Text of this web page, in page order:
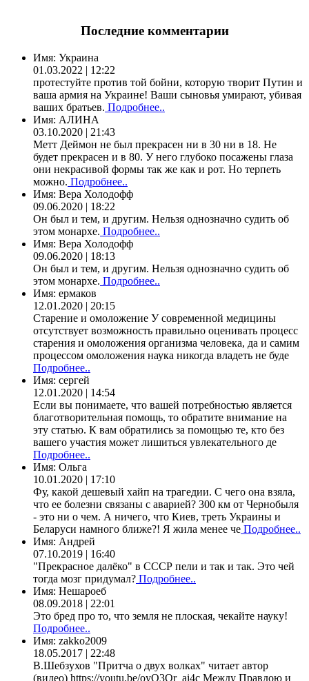
Последние комментарии
Имя: Украина
01.03.2022 | 12:22
протестуйте против той бойни, которую творит Путин и
ваша армия на Украине! Ваши сыновья умирают, убивая
ваших братьев. Подробнее..
Имя: АЛИНА
03.10.2020 | 21:43
Метт Деймон не был прекрасен ни в 30 ни в 18. Не
будет прекрасен и в 80. У него глубоко посажены глаза
они некрасивой формы так же как и рот. Но терпеть
можно. Подробнее..
Имя: Вера Холодофф
09.06.2020 | 18:22
Он был и тем, и другим. Нельзя однозначно судить об
этом монархе. Подробнее..
Имя: Вера Холодофф
09.06.2020 | 18:13
Он был и тем, и другим. Нельзя однозначно судить об
этом монархе. Подробнее..
Имя: ермаков
12.01.2020 | 20:15
Старение и омоложение У современной медицины
отсутствует возможность правильно оценивать процесс
старения и омоложения организма человека, да и самим
процессом омоложения наука никогда владеть не буде
Подробнее..
Имя: сергей
12.01.2020 | 14:54
Если вы понимаете, что вашей потребностью является
благотворительная помощь, то обратите внимание на
эту статью. К вам обратились за помощью те, кто без
вашего участия может лишиться увлекательного де
Подробнее..
Имя: Ольга
10.01.2020 | 17:10
Фу, какой дешевый хайп на трагедии. С чего она взяла,
что ее болезни связаны с аварией? 300 км от Чернобыля
- это ни о чем. А ничего, что Киев, треть Украины и
Беларуси намного ближе?! Я жила менее че Подробнее..
Имя: Андрей
07.10.2019 | 16:40
"Прекрасное далёко" в СССР пели и так и так. Это чей
тогда мозг придумал? Подробнее..
Имя: Нешароеб
08.09.2018 | 22:01
Это бред про то, что земля не плоская, чекайте науку!
Подробнее..
Имя: zakko2009
18.05.2017 | 22:48
В.Шебзухов "Притча о двух волках" читает автор
(видео) https://youtu.be/oyO3Qr_ai4c Между Правдою и